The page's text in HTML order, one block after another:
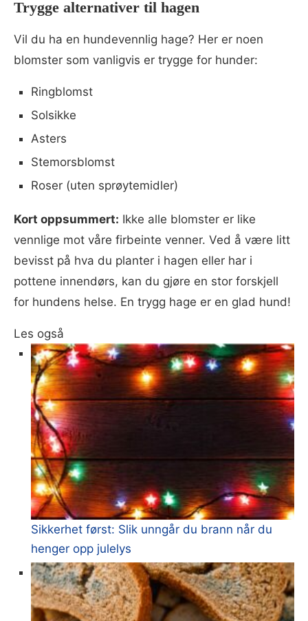
Trygge alternativer til hagen
Vil du ha en hundevennlig hage? Her er noen
blomster som vanligvis er trygge for hunder:
Ringblomst
Solsikke
Asters
Stemorsblomst
Roser (uten sprøytemidler)
Kort oppsummert: Ikke alle blomster er like
vennlige mot våre firbeinte venner. Ved å være litt
bevisst på hva du planter i hagen eller har i
pottene innendørs, kan du gjøre en stor forskjell
for hundens helse. En trygg hage er en glad hund!
Les også
Sikkerhet først: Slik unngår du brann når du
henger opp julelys